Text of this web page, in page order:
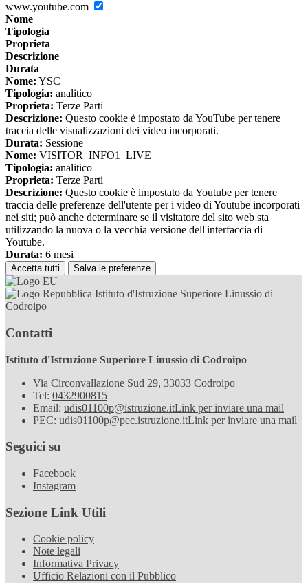
www.youtube.com
Nome
Tipologia
Proprieta
Descrizione
Durata
Nome: YSC
Tipologia: analitico
Proprieta: Terze Parti
Descrizione: Questo cookie è impostato da YouTube per tenere
traccia delle visualizzazioni dei video incorporati.
Durata: Sessione
Nome: VISITOR_INFO1_LIVE
Tipologia: analitico
Proprieta: Terze Parti
Descrizione: Questo cookie è impostato da Youtube per tenere
traccia delle preferenze dell'utente per i video di Youtube incorporati
nei siti; può anche determinare se il visitatore del sito web sta
utilizzando la nuova o la vecchia versione dell'interfaccia di
Youtube.
Durata: 6 mesi
Accetta tutti Salva le preferenze
Istituto d'Istruzione Superiore Linussio di
Codroipo
Contatti
Istituto d'Istruzione Superiore Linussio di Codroipo
Via Circonvallazione Sud 29, 33033 Codroipo
Tel: 0432900815
Email: udis01100p@istruzione.itLink per inviare una mail
PEC: udis01100p@pec.istruzione.itLink per inviare una mail
Seguici su
Facebook
Instagram
Sezione Link Utili
Cookie policy
Note legali
Informativa Privacy
Ufficio Relazioni con il Pubblico